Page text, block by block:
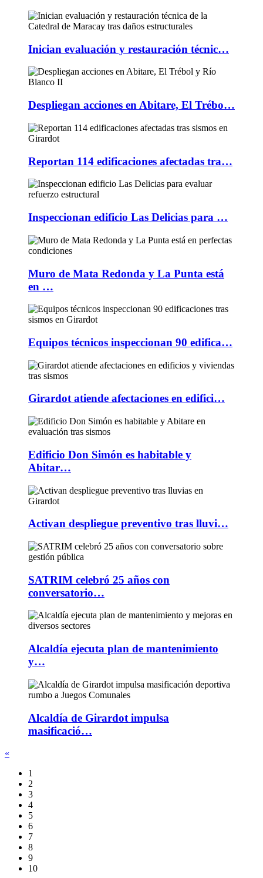
Inician evaluación y restauración técnic…
Despliegan acciones en Abitare, El Trébo…
Reportan 114 edificaciones afectadas tra…
Inspeccionan edificio Las Delicias para …
Muro de Mata Redonda y La Punta está
en …
Equipos técnicos inspeccionan 90 edifica…
Girardot atiende afectaciones en edifici…
Edificio Don Simón es habitable y
Abitar…
Activan despliegue preventivo tras lluvi…
SATRIM celebró 25 años con
conversatorio…
Alcaldía ejecuta plan de mantenimiento
y…
Alcaldía de Girardot impulsa
masificació…
«
1
2
3
4
5
6
7
8
9
10